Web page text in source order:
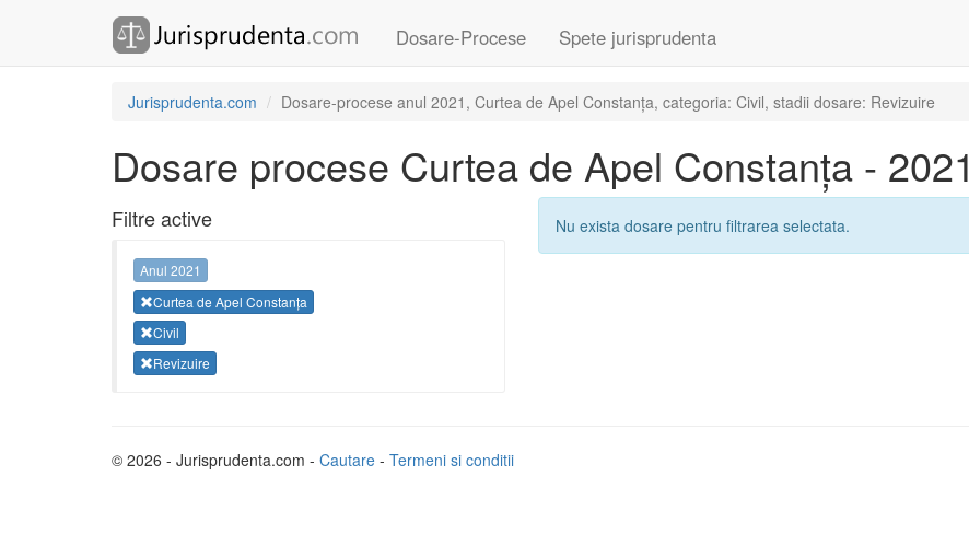
Dosare-Procese Spete jurisprudenta
Jurisprudenta.com Dosare-procese anul 2021, Curtea de Apel Constanța, categoria: Civil, stadii dosare: Revizuire
Dosare procese Curtea de Apel Constanța - 2021
Filtre active
Anul 2021
Curtea de Apel Constanța
Civil
Revizuire
Nu exista dosare pentru filtrarea selectata.
© 2026 - Jurisprudenta.com - Cautare - Termeni si conditii